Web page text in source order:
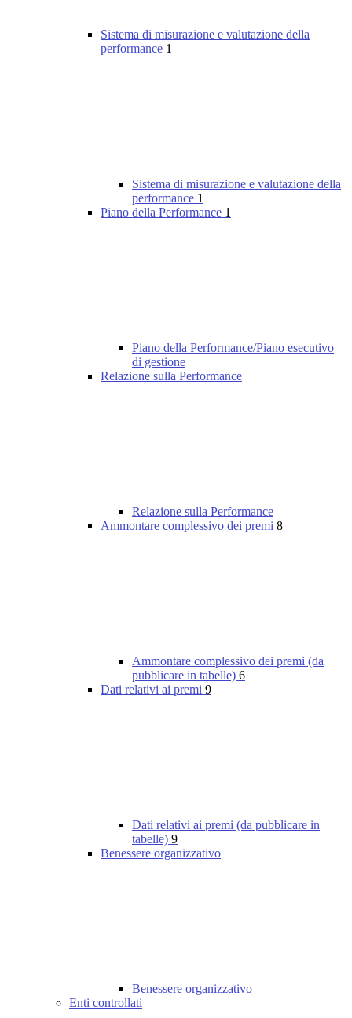
Sistema di misurazione e valutazione della
performance 1
Sistema di misurazione e valutazione della
performance 1
Piano della Performance 1
Piano della Performance/Piano esecutivo
di gestione
Relazione sulla Performance
Relazione sulla Performance
Ammontare complessivo dei premi 8
Ammontare complessivo dei premi (da
pubblicare in tabelle) 6
Dati relativi ai premi 9
Dati relativi ai premi (da pubblicare in
tabelle) 9
Benessere organizzativo
Benessere organizzativo
Enti controllati